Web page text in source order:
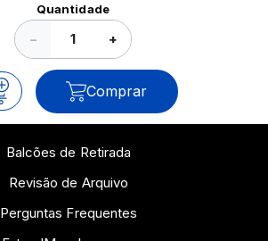
Quantidade
− +
Comprar
Balcões de Retirada
Revisão de Arquivo
Perguntas Frequentes